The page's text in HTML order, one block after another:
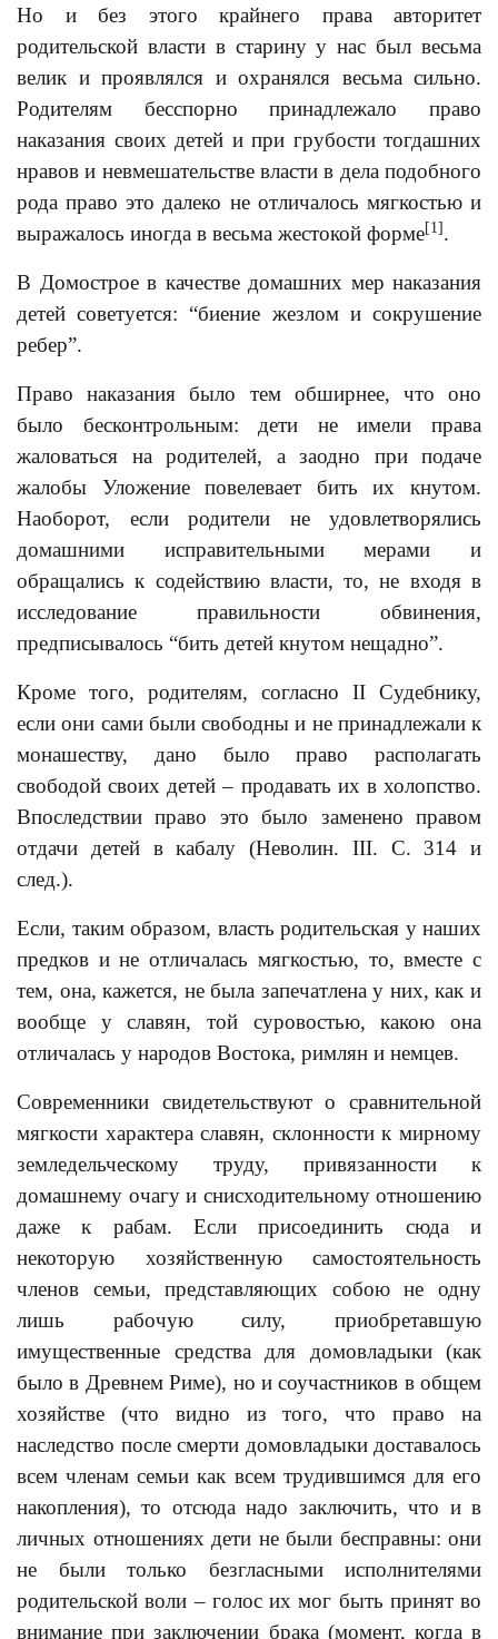
Но и без этого крайнего права авторитет
родительской власти в старину у нас был весьма
велик и проявлялся и охранялся весьма сильно.
Родителям бесспорно принадлежало право
наказания своих детей и при грубости тогдашних
нравов и невмешательстве власти в дела подобного
рода право это далеко не отличалось мягкостью и
выражалось иногда в весьма жестокой форме[1] .
В Домострое в качестве домашних мер наказания
детей советуется: “биение жезлом и сокрушение
ребер”.
Право наказания было тем обширнее, что оно
было бесконтрольным: дети не имели права
жаловаться на родителей, а заодно при подаче
жалобы Уложение повелевает бить их кнутом.
Наоборот, если родители не удовлетворялись
домашними исправительными мерами и
обращались к содействию власти, то, не входя в
исследование правильности обвинения,
предписывалось “бить детей кнутом нещадно”.
Кроме того, родителям, согласно II Судебнику,
если они сами были свободны и не принадлежали к
монашеству, дано было право располагать
свободой своих детей – продавать их в холопство.
Впоследствии право это было заменено правом
отдачи детей в кабалу (Неволин. III. С. 314 и
след.).
Если, таким образом, власть родительская у наших
предков и не отличалась мягкостью, то, вместе с
тем, она, кажется, не была запечатлена у них, как и
вообще у славян, той суровостью, какою она
отличалась у народов Востока, римлян и немцев.
Современники свидетельствуют о сравнительной
мягкости характера славян, склонности к мирному
земледельческому труду, привязанности к
домашнему очагу и снисходительному отношению
даже к рабам. Если присоединить сюда и
некоторую хозяйственную самостоятельность
членов семьи, представляющих собою не одну
лишь рабочую силу, приобретавшую
имущественные средства для домовладыки (как
было в Древнем Риме), но и соучастников в общем
хозяйстве (что видно из того, что право на
наследство после смерти домовладыки доставалось
всем членам семьи как всем трудившимся для его
накопления), то отсюда надо заключить, что и в
личных отношениях дети не были бесправны: они
не были только безгласными исполнителями
родительской воли – голос их мог быть принят во
внимание при заключении брака (момент, когда в